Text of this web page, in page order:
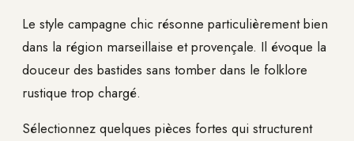
Le style campagne chic résonne particulièrement bien
dans la région marseillaise et provençale. Il évoque la
douceur des bastides sans tomber dans le folklore
rustique trop chargé.
Sélectionnez quelques pièces fortes qui structurent